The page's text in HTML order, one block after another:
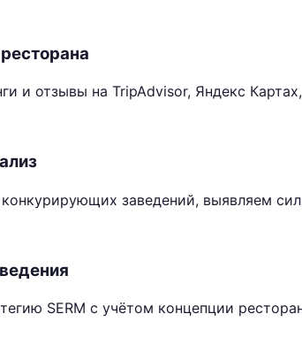
и отзывы на TripAdvisor, Яндекс
заведений, выявляем
SERM с учётом концепции